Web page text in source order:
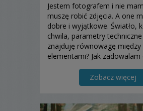
Jestem fotografem i nie
muszę robić zdjęcia. A one
dobre i wyjątkowe. Światło,
chwila, parametry
znajduję równowagę między
elementami? Jak zadowalam
Zobacz więcej